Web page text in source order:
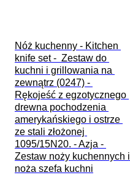
Nóż kuchenny - Kitchen
knife set -  Zestaw do
kuchni i grillowania na
zewnątrz (0247) -
Rękojeść z egzotycznego
drewna pochodzenia
amerykańskiego i ostrze
ze stali złożonej
1095/15N20. - Azja -
Zestaw noży kuchennych i
noża szefa kuchni